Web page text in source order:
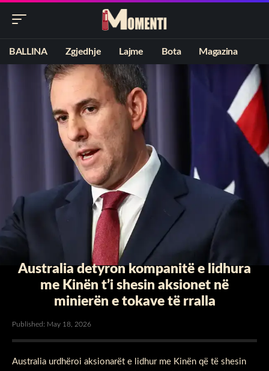
BALLINA Zgjedhje Lajme Bota Magazina
Australia detyron kompanitë e lidhura
me Kinën t’i shesin aksionet në
minierën e tokave të rralla
Published: May 18, 2026
Australia urdhëroi aksionarët e lidhur me Kinën që të shesin